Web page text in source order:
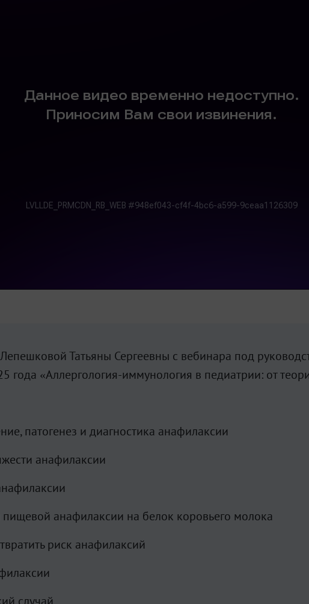
Татьяны Сергеевны с вебинара под
года «Аллергология-иммунология в педиатрии: от
патогенез и диагностика анафилаксии
анафилаксии
анафилаксии на белок коровьего молока
риск анафилаксий